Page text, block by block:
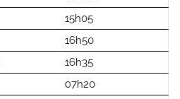
15h05
16h50
16h35
07h20